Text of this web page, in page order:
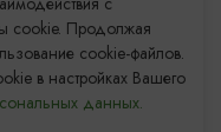
центр
cookie. Продолжая
cookie-файлов.
в настройках Вашего
данных.